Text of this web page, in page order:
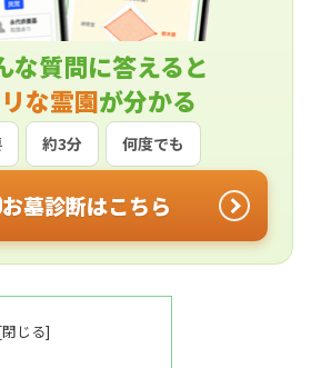
な質問に答えると
な霊園が分かる
約3分 何度でも
お墓診断はこちら